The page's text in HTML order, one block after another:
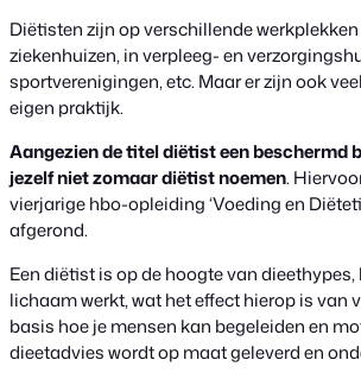
Diëtisten zijn op verschillende
ziekenhuizen, in verpleeg- en
sportverenigingen, etc. Maar er zijn ook
eigen praktijk.
Aangezien de titel diëtist een beschermd
jezelf niet zomaar diëtist noemen.
vierjarige hbo-opleiding ‘Voeding en
afgerond.
Een diëtist is op de hoogte van dieethypes,
lichaam werkt, wat het effect hierop is van
basis hoe je mensen kan begeleiden en
dieetadvies wordt op maat geleverd en